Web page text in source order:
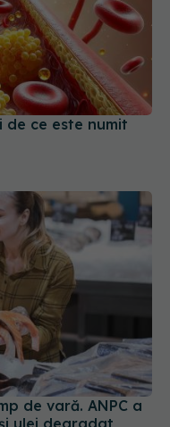
de ce este numit
de vară. ANPC a
ulei degradat